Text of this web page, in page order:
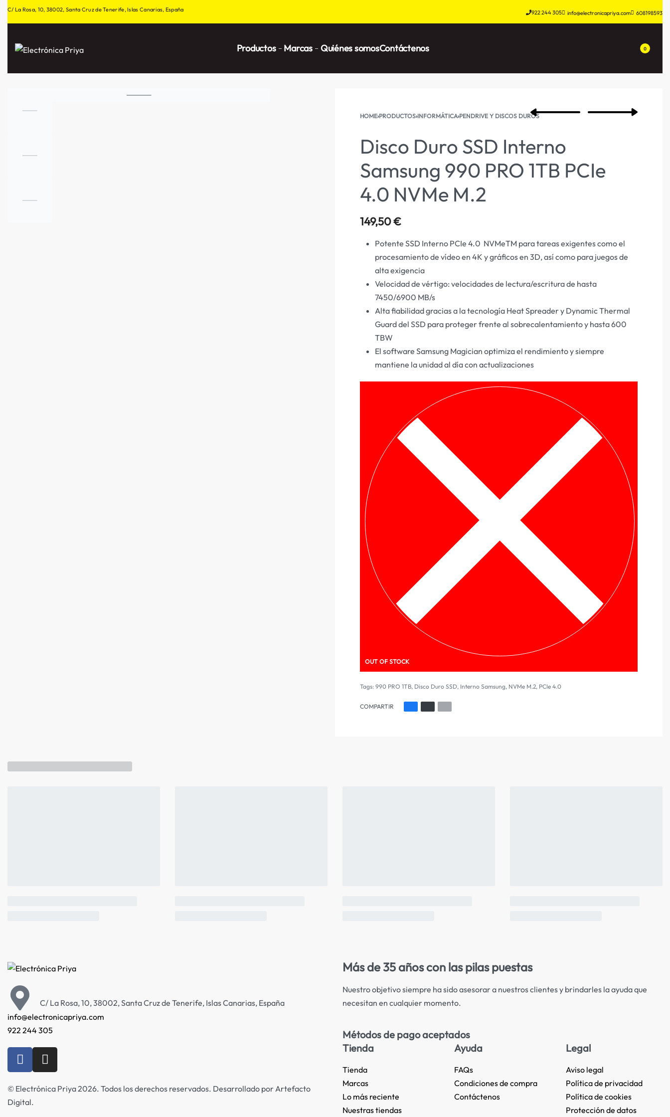
C/ La Rosa, 10, 38002, Santa Cruz de Tenerife, Islas Canarias, España 922 244 305 info@electronicapriya.com 608198593
Productos Marcas Quiénes somosContáctenos 0
HOME›PRODUCTOS›INFORMÁTICA›PENDRIVE Y DISCOS DUROS
Disco Duro SSD Interno
Samsung 990 PRO 1TB PCIe
4.0 NVMe M.2
149,50€
Potente SSD Interno PCIe 4.0 NVMeTM para tareas exigentes como el
procesamiento de vídeo en 4K y gráficos en 3D, así como para juegos de
alta exigencia
Velocidad de vértigo: velocidades de lectura/escritura de hasta
7450/6900 MB/s
Alta fiabilidad gracias a la tecnología Heat Spreader y Dynamic Thermal
Guard del SSD para proteger frente al sobrecalentamiento y hasta 600
TBW
El software Samsung Magician optimiza el rendimiento y siempre
mantiene la unidad al día con actualizaciones
OUT OF STOCK
Tags: 990 PRO 1TB, Disco Duro SSD, Interno Samsung, NVMe M.2, PCIe 4.0
COMPARTIR
C/ La Rosa, 10, 38002, Santa Cruz de Tenerife, Islas Canarias, España
info@electronicapriya.com
922 244 305
© Electrónica Priya 2026. Todos los derechos reservados. Desarrollado por Artefacto
Digital.
Más de 35 años con las pilas puestas
Nuestro objetivo siempre ha sido asesorar a nuestros clientes y brindarles la ayuda que
necesitan en cualquier momento.
Métodos de pago aceptados
Tienda
Tienda
Marcas
Lo más reciente​
Nuestras tiendas​
Ayuda
FAQs
Condiciones de compra
Contáctenos
Legal
Aviso legal
Política de privacidad
Política de cookies
Protección de datos